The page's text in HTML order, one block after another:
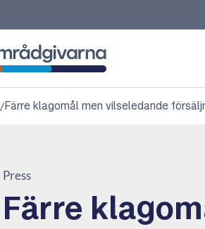
/Färre klagomål men vilseledande
Press
Färre